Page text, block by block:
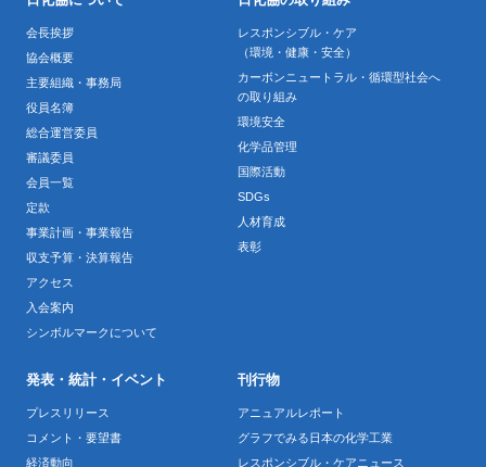
会長挨拶
協会概要
主要組織・事務局
役員名簿
総合運営委員
審議委員
会員一覧
定款
事業計画・事業報告
収支予算・決算報告
アクセス
入会案内
シンボルマークについて
レスポンシブル・ケア
（環境・健康・安全）
カーボンニュートラル・循環型社会へ
の取り組み
環境安全
化学品管理
国際活動
SDGs
人材育成
表彰
発表・統計・イベント
プレスリリース
コメント・要望書
経済動向
刊行物
アニュアルレポート
グラフでみる日本の化学工業
レスポンシブル・ケアニュース